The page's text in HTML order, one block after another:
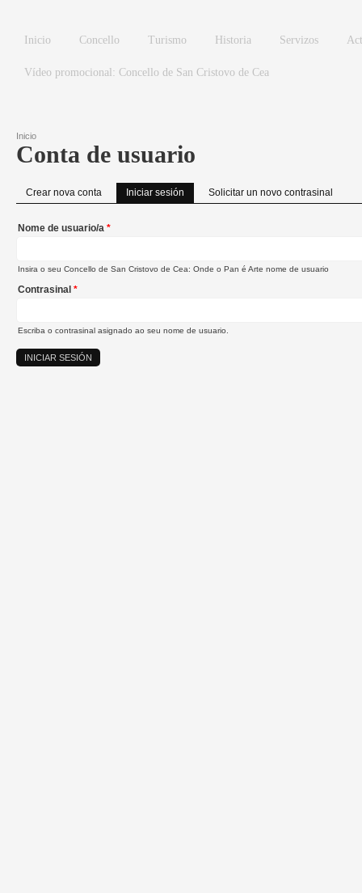
Inicio Concello Turismo Historia Servizos
Vídeo promocional: Concello de San Cristovo de Cea
Vostede está aquí
Inicio
Conta de usuario
Pestanas principais
Crear nova conta Iniciar sesión (solapa activa)
Solicitar un novo contrasinal
Nome de usuario/a *
Insira o seu Concello de San Cristovo de Cea: Onde o Pan é Arte nome de usuario
Contrasinal *
Escriba o contrasinal asignado ao seu nome de usuario.